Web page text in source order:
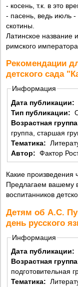
- косень, т.к. в это
- пасень, ведь июль
скотины.
Латинское название
римского
Рекомендации
детского сада
Информация
Дата публикации:
Тип публикации:
Возрастная
группа, старшая
Тематика:
Автор: Фактор
Какие произведения
Предлагаем вашему
воспитанников
Детям об А.С.
день русского
Информация
Дата публикации:
Возрастная
подготовительная
Тематика: